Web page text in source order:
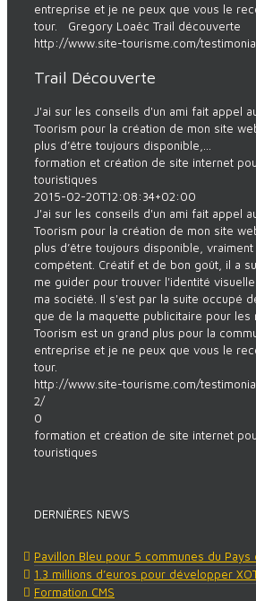
entreprise et je ne peux que vous le
tour. Gregory Loaëc Trail découverte
http://www.site-tourisme.com/
Trail Découverte
J'ai sur les conseils d'un ami fait appel
Toorism pour la création de mon site
plus d’être toujours disponible,...
formation et création de site internet
touristiques
2015-02-20T12:08:34+02:00
J'ai sur les conseils d'un ami fait appel
Toorism pour la création de mon site
plus d’être toujours disponible,
compétent. Créatif et de bon goût, il a
me guider pour trouver l'identité
ma société. Il s'est par la suite occupé
que de la maquette publicitaire pour les
Toorism est un grand plus pour la
entreprise et je ne peux que vous le
tour.
http://www.site-tourisme.com/
2/
0
formation et création de site internet
touristiques
DERNIÈRES NEWS
Pavillon Bleu pour 5 communes du Pays
1.3 millions d’euros pour développer
Formation CMS